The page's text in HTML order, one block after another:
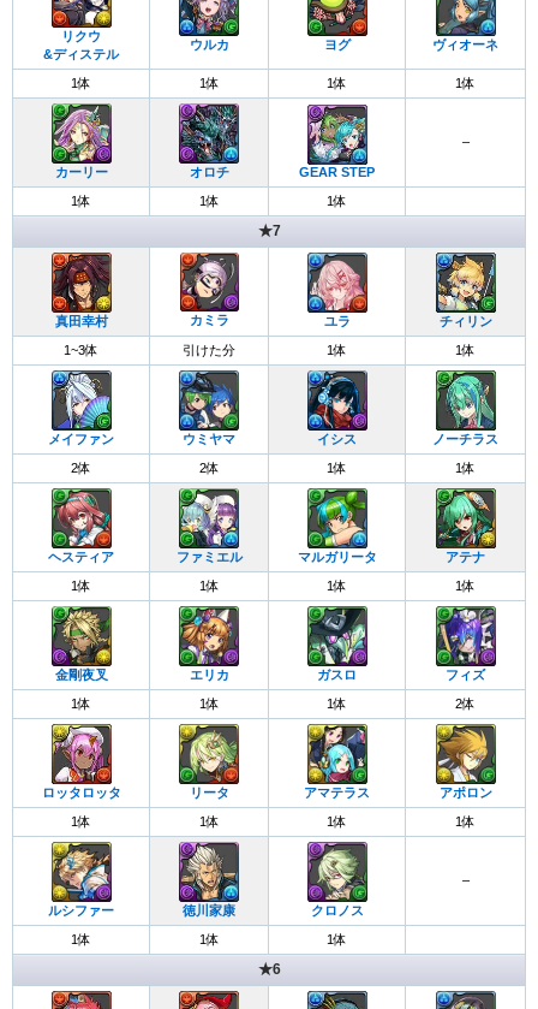
リクウ
&ディステル
ウルカ ヨグ ヴィオーネ
1体 1体 1体 1体
カーリー オロチ GEAR STEP
–
1体 1体 1体
★7
真田幸村 カミラ ユラ
チィリン
1~3体
引けた分 1体 1体
メイファン ウミヤマ イシス
ノーチラス
2体
2体 1体 1体
ヘスティア ファミエル マルガリータ
アテナ
1体
1体 1体 1体
金剛夜叉 エリカ ガスロ
フィズ
1体
1体 1体 2体
ロッタロッタ リータ アマテラス
アポロン
1体
1体 1体 1体
ルシファー 徳川家康 クロノス
–
1体 1体 1体
★6